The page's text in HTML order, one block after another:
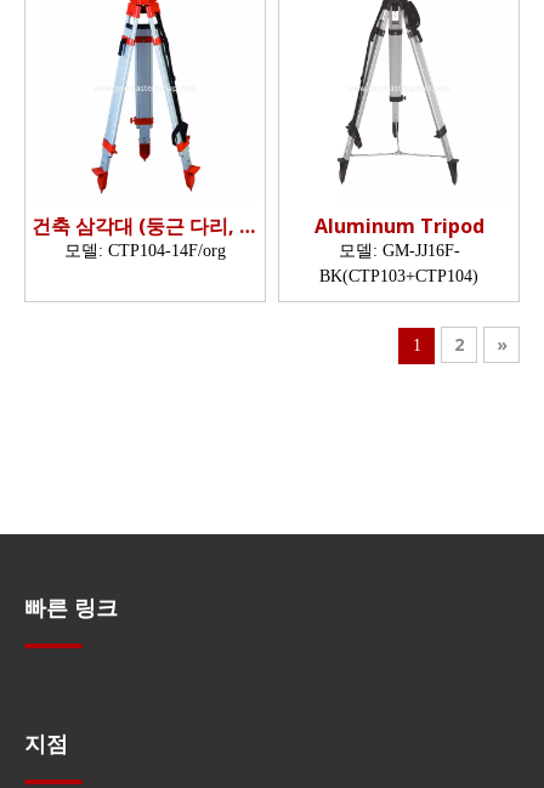
건축 삼각대 (둥근 다리, 이
중 잠금 장치)
모델: CTP104-14F/org
Aluminum Tripod
모델: GM-JJ16F-
BK(CTP103+CTP104)
1 2 »
빠른 링크
지점